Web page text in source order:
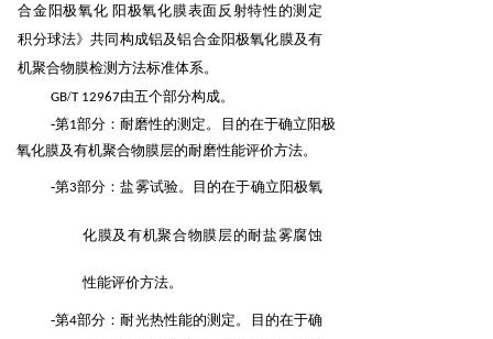
合金阳极氧化 阳极氧化膜表面反射特性的测 定
积分球法》共同构成铝及铝合金阳极氧化膜及有
机聚合物膜检测方法标准体系。
GB/T 12967由五个部分构成。
-第1部分：耐磨性的测定。目的在于确立阳极
氧化膜及有机聚合物膜层的耐磨性能评价方法。
-第3部分：盐雾试验。目的在于确立阳极氧
化膜及有机聚合物膜层的耐盐雾腐蚀
性能评价方法。
-第4部分：耐光热性能的测定。目的在于确